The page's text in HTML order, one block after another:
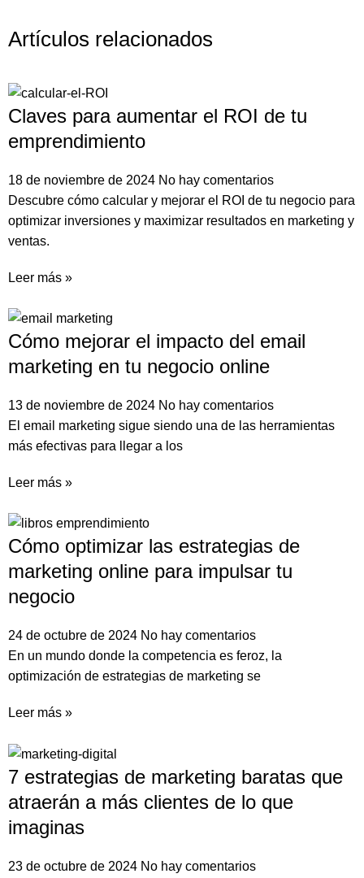
Artículos relacionados
Claves para aumentar el ROI de tu
emprendimiento
18 de noviembre de 2024 No hay comentarios
Descubre cómo calcular y mejorar el ROI de tu negocio para
optimizar inversiones y maximizar resultados en marketing y
ventas.
Leer más »
Cómo mejorar el impacto del email
marketing en tu negocio online
13 de noviembre de 2024 No hay comentarios
El email marketing sigue siendo una de las herramientas
más efectivas para llegar a los
Leer más »
Cómo optimizar las estrategias de
marketing online para impulsar tu
negocio
24 de octubre de 2024 No hay comentarios
En un mundo donde la competencia es feroz, la
optimización de estrategias de marketing se
Leer más »
7 estrategias de marketing baratas que
atraerán a más clientes de lo que
imaginas
23 de octubre de 2024 No hay comentarios